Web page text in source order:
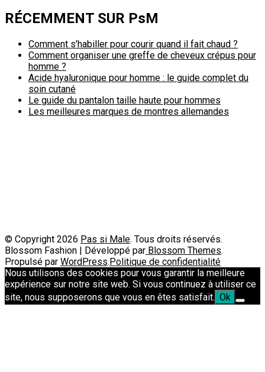
RÉCEMMENT SUR PsM
Comment s’habiller pour courir quand il fait chaud ?
Comment organiser une greffe de cheveux crépus pour
homme ?
Acide hyaluronique pour homme : le guide complet du
soin cutané
Le guide du pantalon taille haute pour hommes
Les meilleures marques de montres allemandes
© Copyright 2026 Pas si Male. Tous droits réservés.
Blossom Fashion | Développé par Blossom Themes.
Propulsé par WordPress.Politique de confidentialité
Nous utilisons des cookies pour vous garantir la meilleure
expérience sur notre site web. Si vous continuez à utiliser ce
site, nous supposerons que vous en êtes satisfait. Ok